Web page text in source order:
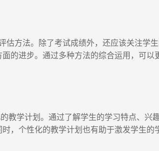
方法。除了考试成绩外，还应该关注学
的进步。通过多种方法的综合运用，可以
学计划。通过了解学生的学习特点、兴
，个性化的教学计划也有助于激发学生的